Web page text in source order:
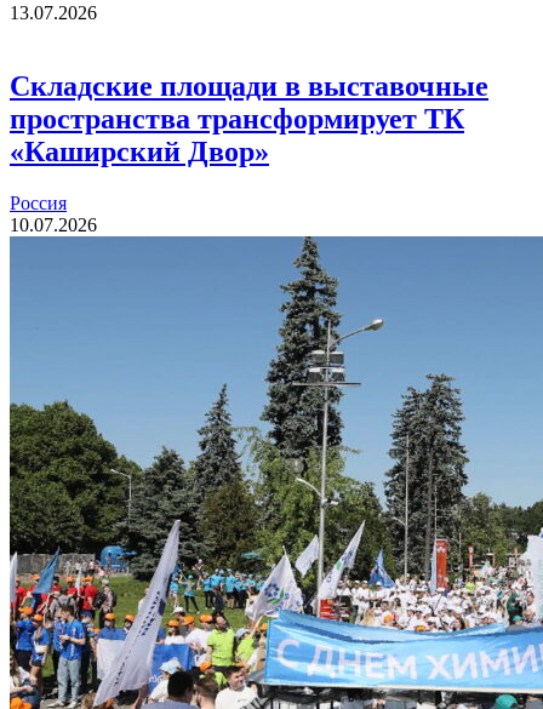
13.07.2026
Складские площади в выставочные
пространства трансформирует ТК
«Каширский Двор»
Россия
10.07.2026